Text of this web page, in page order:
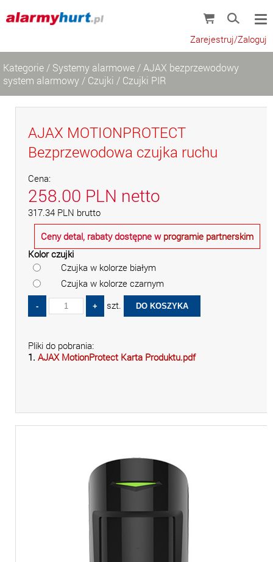
Zarejestruj/Zaloguj
Kategorie / Systemy alarmowe / AJAX bezprzewodowy
system alarmowy / Czujki / Czujki PIR
AJAX MOTIONPROTECT
Bezprzewodowa czujka ruchu
Cena:
258.00 PLN netto
317.34 PLN brutto
Ceny detal, rabaty dostępne w programie partnerskim
Kolor czujki
Czujka w kolorze białym
Czujka w kolorze czarnym
szt.
Pliki do pobrania:
1. AJAX MotionProtect Karta Produktu.pdf